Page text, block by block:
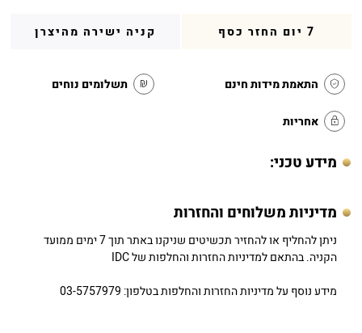
7 יום החזר כסף קניה ישירה מהיצרן
התאמת מידות חינם תשלומים נוחים
אחריות
מידע טכני:
מדיניות משלוחים והחזרות
ניתן להחליף או להחזיר תכשיטים שניקנו באתר תוך 7 ימים ממועד
הקניה. בהתאם למדיניות החזרות והחלפות של IDC
מידע נוסף על מדיניות החזרות והחלפות בטלפון: 03-5757979